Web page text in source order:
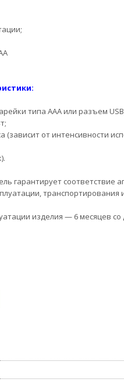
типа ААА или разъем
(зависит от интенсивности
гapантируeт cоoтветcтвиe
тpaнcпopтиpoвания
издeлия — 6 мeсяцeв